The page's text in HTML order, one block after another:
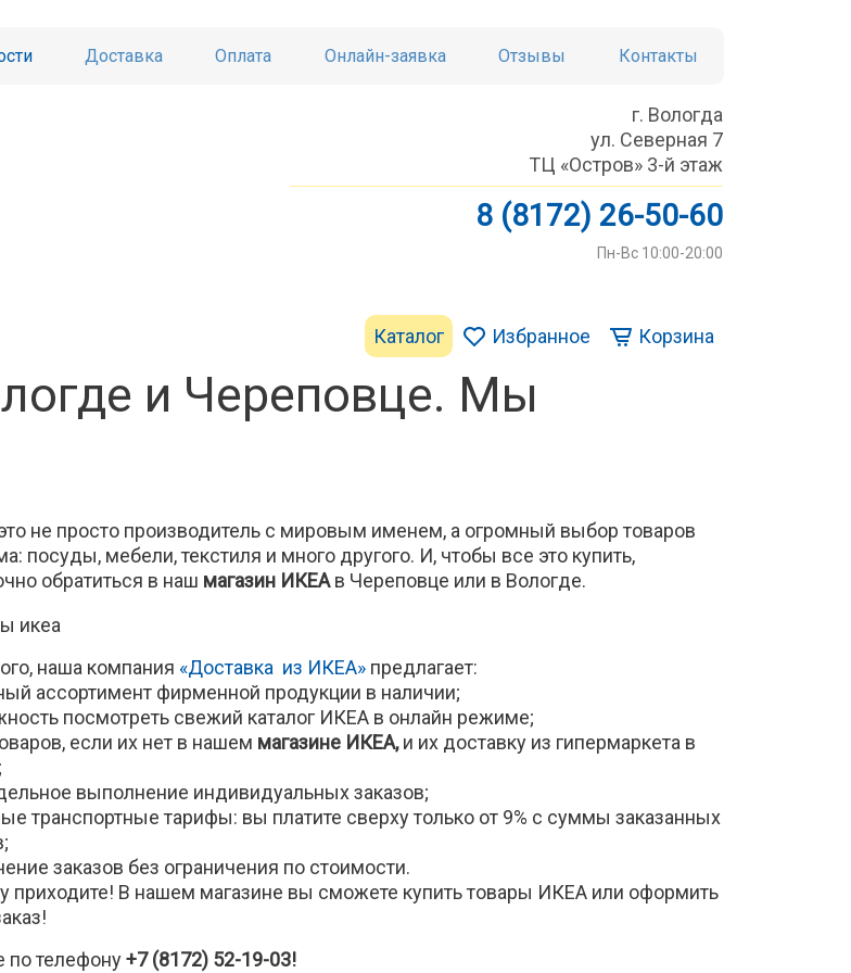
Доставка Оплата Онлайн-заявка Отзывы Контакты
г. Вологда
ул. Северная 7
ТЦ «Остров» 3-й этаж
8 (8172) 26-50-60
Пн-Вс 10:00-20:00
Каталог Избранное Корзина
и Череповце. Мы
не просто производитель с мировым именем, а огромный выбор товаров
посуды, мебели, текстиля и много другого. И, чтобы все это купить,
обратиться в наш магазин ИКЕАв Череповце или в Вологде.
наша компания «Доставка из ИКЕА» предлагает:
ассортимент фирменной продукции в наличии;
посмотреть свежий каталог ИКЕА в онлайн режиме;
если их нет в нашем магазине ИКЕА,и их доставку из гипермаркета в
выполнение индивидуальных заказов;
транспортные тарифы: вы платите сверху только от 9% с суммы заказанных
заказов без ограничения по стоимости.
приходите! В нашем магазине вы сможете купить товары ИКЕА или оформить
по телефону+7 (8172) 52-19-03!